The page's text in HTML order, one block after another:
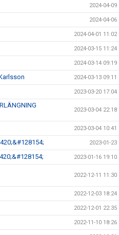
2024-04-09
2024-04-06
2024-04-01 11:02
2024-03-15 11:24
2024-03-14 09:19
2024-03-13 09:11
2023-03-20 17:04
2023-03-04 22:18
2023-03-04 10:41
2023-01-23
2023-01-16 19:10
2022-12-11 11:30
2022-12-03 18:24
2022-12-01 22:35
2022-11-10 18:26